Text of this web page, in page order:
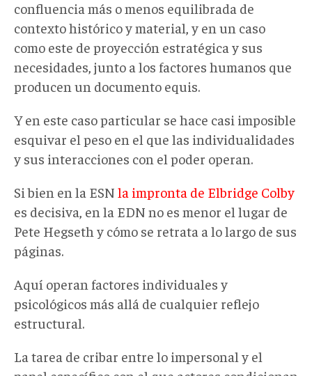
confluencia más o menos equilibrada de
contexto histórico y material, y en un caso
como este de proyección estratégica y sus
necesidades, junto a los factores humanos que
producen un documento equis.
Y en este caso particular se hace casi imposible
esquivar el peso en el que las individualidades
y sus interacciones con el poder operan.
Si bien en la ESN la impronta de Elbridge Colby
es decisiva, en la EDN no es menor el lugar de
Pete Hegseth y cómo se retrata a lo largo de sus
páginas.
Aquí operan factores individuales y
psicológicos más allá de cualquier reflejo
estructural.
La tarea de cribar entre lo impersonal y el